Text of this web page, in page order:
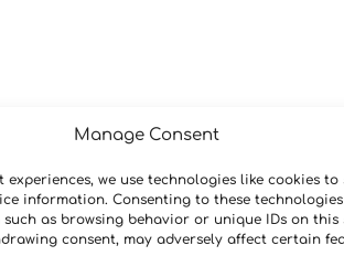
Manage Consent
experiences, we use technologies like cookies to
information. Consenting to these
such as browsing behavior or unique IDs on this
consent, may adversely affect certain